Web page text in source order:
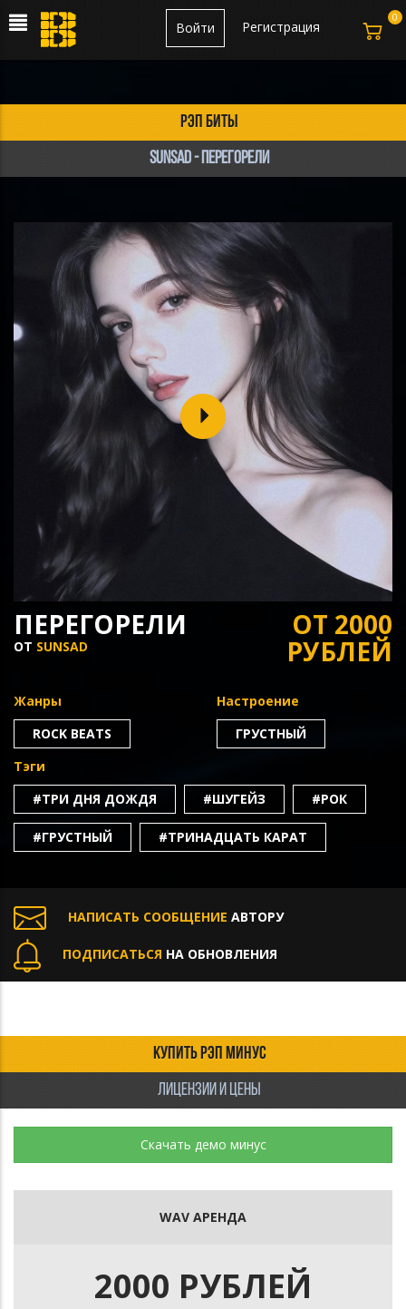
Регистрация
Войти
рэп биты
sunsad - перегорели
ПЕРЕГОРЕЛИ
ОТ SUNSAD
ОТ 2000
РУБЛЕЙ
Жанры
ROCK BEATS
Настроение
ГРУСТНЫЙ
Тэги
#ТРИ ДНЯ ДОЖДЯ
#ШУГЕЙЗ #РОК
#ГРУСТНЫЙ #ТРИНАДЦАТЬ КАРАТ
НАПИСАТЬ СООБЩЕНИЕ АВТОРУ
ПОДПИСАТЬСЯ НА ОБНОВЛЕНИЯ
КУПИТЬ РЭП МИНУС
ЛИЦЕНЗИИ И ЦЕНЫ
Скачать демо минус
WAV АРЕНДА
2000 РУБЛЕЙ
0